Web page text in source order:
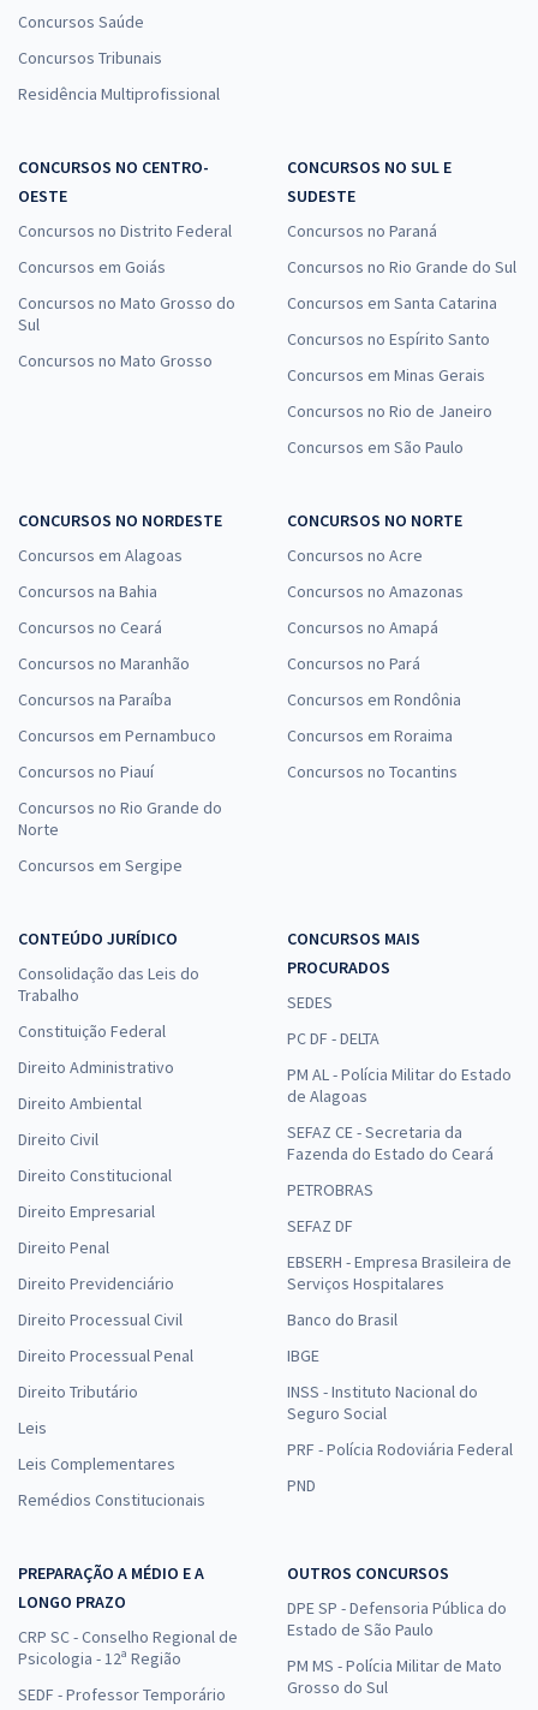
Concursos Saúde
Concursos Tribunais
Residência Multiprofissional
CONCURSOS NO CENTRO-
OESTE
Concursos no Distrito Federal
Concursos em Goiás
Concursos no Mato Grosso do
Sul
Concursos no Mato Grosso
CONCURSOS NO SUL E
SUDESTE
Concursos no Paraná
Concursos no Rio Grande do Sul
Concursos em Santa Catarina
Concursos no Espírito Santo
Concursos em Minas Gerais
Concursos no Rio de Janeiro
Concursos em São Paulo
CONCURSOS NO NORDESTE
Concursos em Alagoas
Concursos na Bahia
Concursos no Ceará
Concursos no Maranhão
Concursos na Paraíba
Concursos em Pernambuco
Concursos no Piauí
Concursos no Rio Grande do
Norte
Concursos em Sergipe
CONCURSOS NO NORTE
Concursos no Acre
Concursos no Amazonas
Concursos no Amapá
Concursos no Pará
Concursos em Rondônia
Concursos em Roraima
Concursos no Tocantins
CONTEÚDO JURÍDICO
Consolidação das Leis do
Trabalho
Constituição Federal
Direito Administrativo
Direito Ambiental
Direito Civil
Direito Constitucional
Direito Empresarial
Direito Penal
Direito Previdenciário
Direito Processual Civil
Direito Processual Penal
Direito Tributário
Leis
Leis Complementares
Remédios Constitucionais
CONCURSOS MAIS
PROCURADOS
SEDES
PC DF - DELTA
PM AL - Polícia Militar do Estado
de Alagoas
SEFAZ CE - Secretaria da
Fazenda do Estado do Ceará
PETROBRAS
SEFAZ DF
EBSERH - Empresa Brasileira de
Serviços Hospitalares
Banco do Brasil
IBGE
INSS - Instituto Nacional do
Seguro Social
PRF - Polícia Rodoviária Federal
PND
PREPARAÇÃO A MÉDIO E A
LONGO PRAZO
CRP SC - Conselho Regional de
Psicologia - 12ª Região
SEDF - Professor Temporário
OUTROS CONCURSOS
DPE SP - Defensoria Pública do
Estado de São Paulo
PM MS - Polícia Militar de Mato
Grosso do Sul